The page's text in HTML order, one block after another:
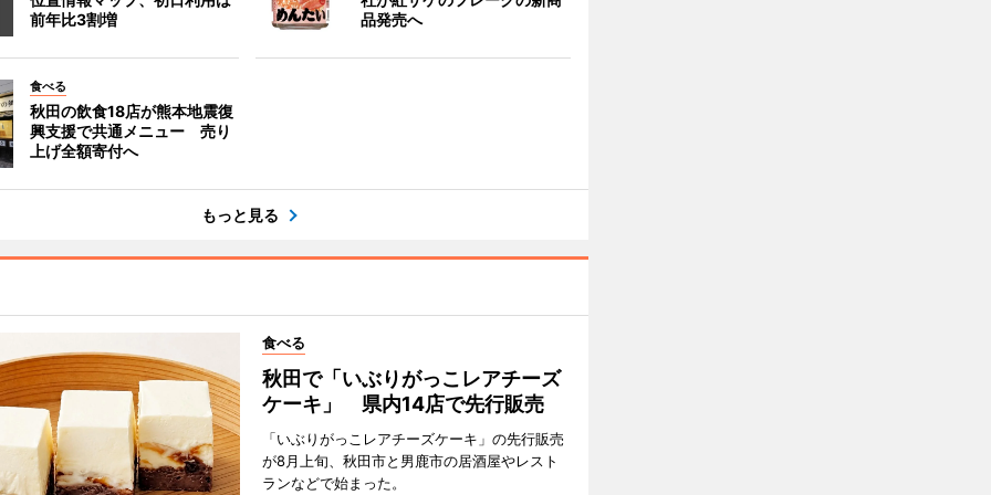
前年比3割増
品発売へ
食べる
秋田の飲食18店が熊本地震復
興支援で共通メニュー 売り
上げ全額寄付へ
もっと見る
食べる
秋田で「いぶりがっこレアチーズ
ケーキ」 県内14店で先行販売
「いぶりがっこレアチーズケーキ」の先行販売
が8月上旬、秋田市と男鹿市の居酒屋やレスト
ランなどで始まった。